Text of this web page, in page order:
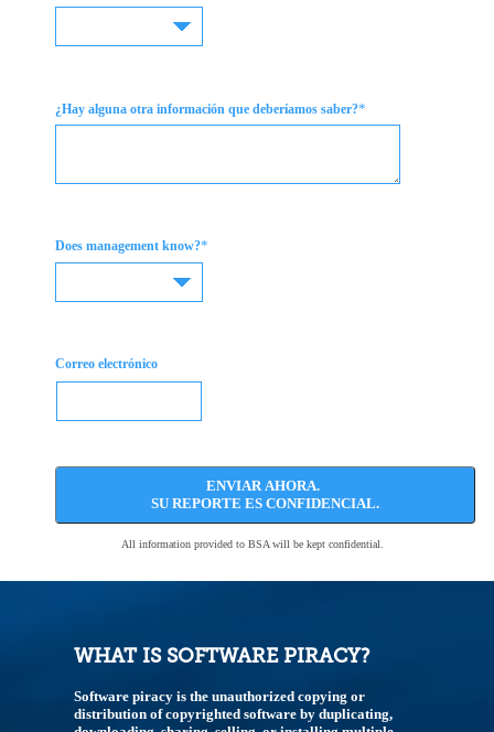
¿Hay alguna otra información que deberíamos saber?*
Does management know?*
Correo electrónico
ENVIAR AHORA.
SU REPORTE ES CONFIDENCIAL.
All information provided to BSA will be kept confidential.
WHAT IS SOFTWARE PIRACY?
Software piracy is the unauthorized copying or
distribution of copyrighted software by duplicating,